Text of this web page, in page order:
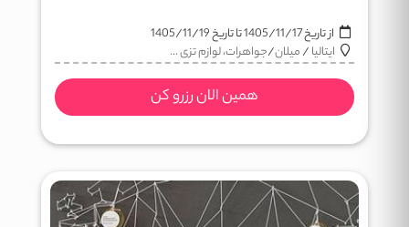
از تاریخ1405/11/17تا تاریخ1405/11/19
ایتالیا/میلان/جواهرات، لوازم تزی ...
همین الان رزرو کن